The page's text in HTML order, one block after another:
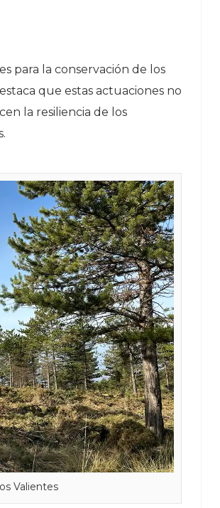
para la conservación de los
que estas actuaciones no
la resiliencia de los
Valientes